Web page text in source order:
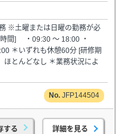
※土曜または日曜の勤務が必
間] ・09:30 ～ 18:00 ・
＊いずれも休憩60分 [研修期
とんどなし ＊業務状況によ
JFP144504
する 詳細を見る